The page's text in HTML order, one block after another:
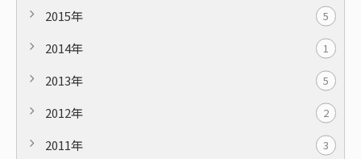
2015年 5
2014年 1
2013年 5
2012年 2
2011年 3